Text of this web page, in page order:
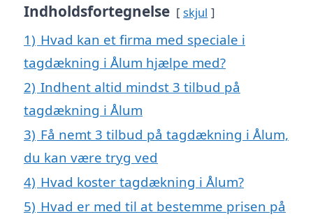
Indholdsfortegnelse skjul
1) Hvad kan et firma med speciale i
tagdækning i Ålum hjælpe med?
2) Indhent altid mindst 3 tilbud på
tagdækning i Ålum
3) Få nemt 3 tilbud på tagdækning i Ålum,
du kan være tryg ved
4) Hvad koster tagdækning i Ålum?
5) Hvad er med til at bestemme prisen på